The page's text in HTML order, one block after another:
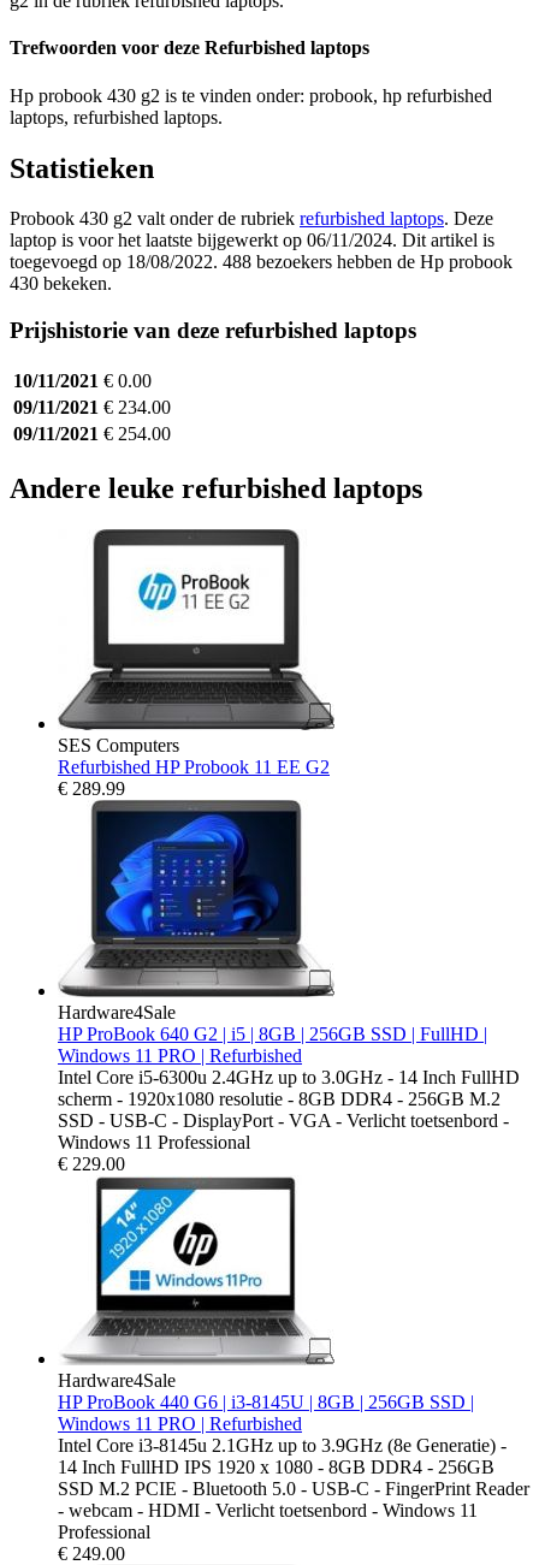
Trefwoorden voor deze Refurbished laptops
Hp probook 430 g2 is te vinden onder: probook, hp refurbished
laptops, refurbished laptops.
Statistieken
Probook 430 g2 valt onder de rubriek refurbished laptops. Deze
laptop is voor het laatste bijgewerkt op 06/11/2024. Dit artikel is
toegevoegd op 18/08/2022. 488 bezoekers hebben de Hp probook
430 bekeken.
Prijshistorie van deze refurbished laptops
10/11/2021 € 0.00
09/11/2021 € 234.00
09/11/2021 € 254.00
Andere leuke refurbished laptops
SES Computers
Refurbished HP Probook 11 EE G2
€ 289.99
Hardware4Sale
HP ProBook 640 G2 | i5 | 8GB | 256GB SSD | FullHD |
Windows 11 PRO | Refurbished
Intel Core i5-6300u 2.4GHz up to 3.0GHz - 14 Inch FullHD
scherm - 1920x1080 resolutie - 8GB DDR4 - 256GB M.2
SSD - USB-C - DisplayPort - VGA - Verlicht toetsenbord -
Windows 11 Professional
€ 229.00
Hardware4Sale
HP ProBook 440 G6 | i3-8145U | 8GB | 256GB SSD |
Windows 11 PRO | Refurbished
Intel Core i3-8145u 2.1GHz up to 3.9GHz (8e Generatie) -
14 Inch FullHD IPS 1920 x 1080 - 8GB DDR4 - 256GB
SSD M.2 PCIE - Bluetooth 5.0 - USB-C - FingerPrint Reader
- webcam - HDMI - Verlicht toetsenbord - Windows 11
Professional
€ 249.00